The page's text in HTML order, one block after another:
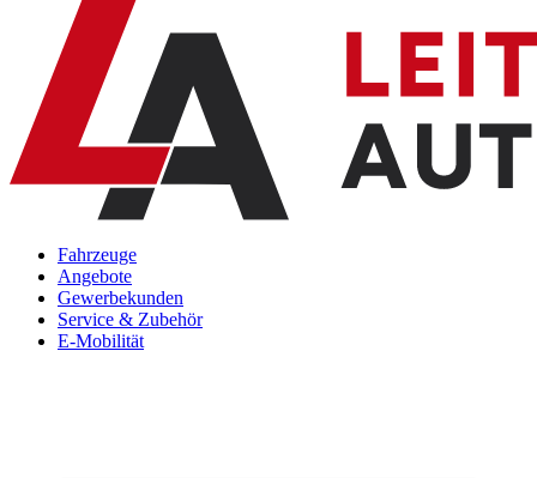
Fahrzeuge
Angebote
Gewerbekunden
Service & Zubehör
E-Mobilität